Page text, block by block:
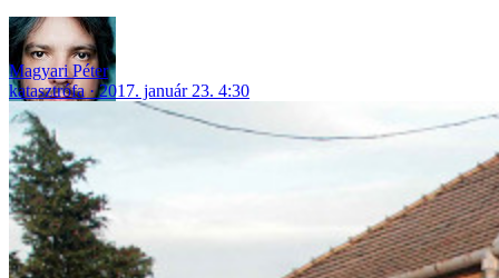
Magyari Péter
katasztrófa
2017. január 23. 4:30